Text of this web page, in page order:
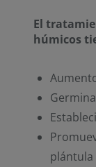
El
húmicos
plántula